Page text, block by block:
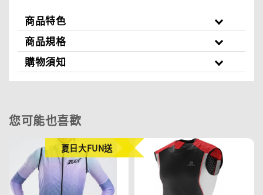
商品特色
商品規格
購物須知
您可能也喜歡
夏日大FUN送